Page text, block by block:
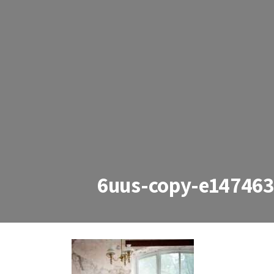
6uus-copy-
6uus-copy-e1474632993335